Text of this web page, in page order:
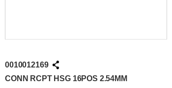
0010012169
CONN RCPT HSG 16POS 2.54MM